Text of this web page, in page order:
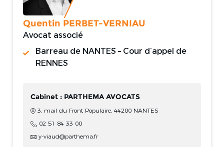
Quentin PERBET-VERNIAU
Avocat associé
Barreau de NANTES – Cour d’appel de
RENNES
Cabinet : PARTHEMA AVOCATS
3, mail du Front Populaire, 44200 NANTES
02 51 84 33 00
y-viaud@parthema.fr